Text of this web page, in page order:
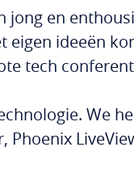
jong en
eigen ideeën
tech
We